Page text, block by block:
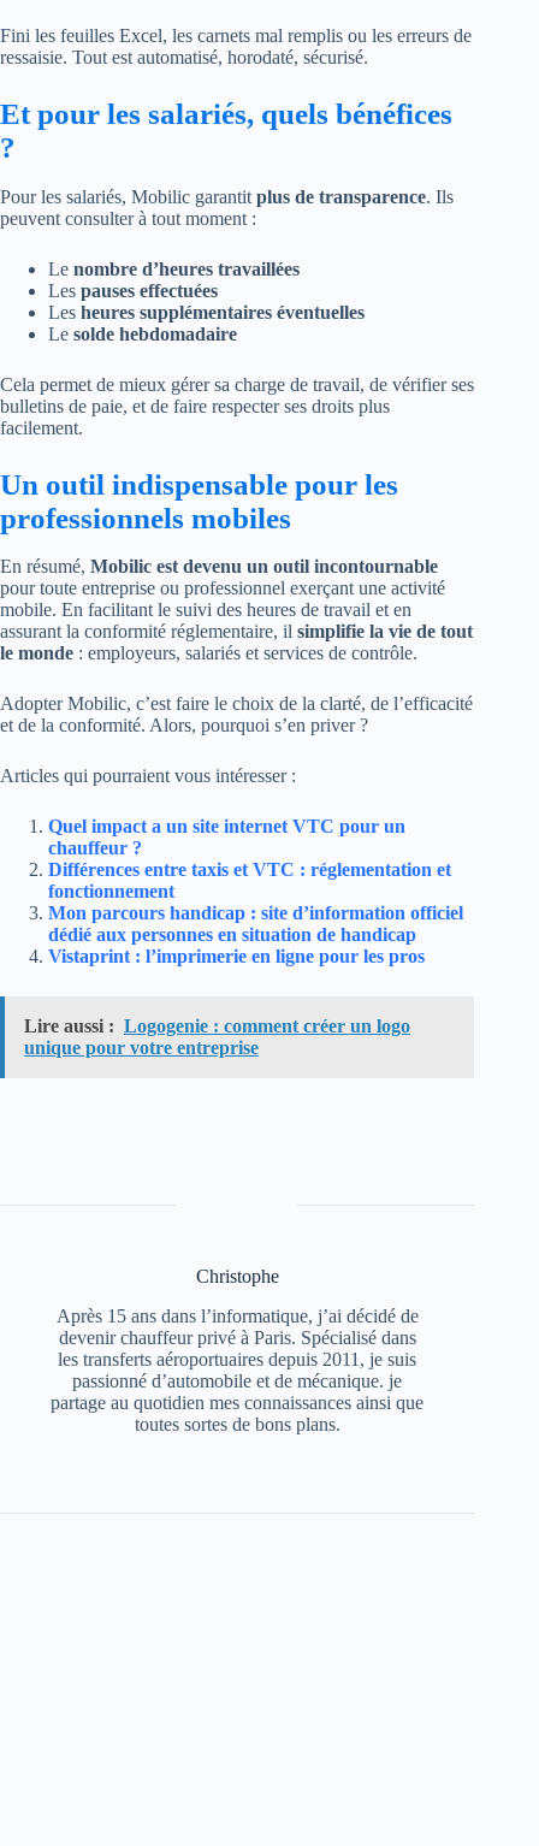
Fini les feuilles Excel, les carnets mal remplis ou les erreurs de
ressaisie. Tout est automatisé, horodaté, sécurisé.
Et pour les salariés, quels bénéfices
?
Pour les salariés, Mobilic garantit plus de transparence. Ils
peuvent consulter à tout moment :
Le nombre d’heures travaillées
Les pauses effectuées
Les heures supplémentaires éventuelles
Le solde hebdomadaire
Cela permet de mieux gérer sa charge de travail, de vérifier ses
bulletins de paie, et de faire respecter ses droits plus
facilement.
Un outil indispensable pour les
professionnels mobiles
En résumé, Mobilic est devenu un outil incontournable
pour toute entreprise ou professionnel exerçant une activité
mobile. En facilitant le suivi des heures de travail et en
assurant la conformité réglementaire, il simplifie la vie de tout
le monde : employeurs, salariés et services de contrôle.
Adopter Mobilic, c’est faire le choix de la clarté, de l’efficacité
et de la conformité. Alors, pourquoi s’en priver ?
Articles qui pourraient vous intéresser :
Quel impact a un site internet VTC pour un
chauffeur ?
Différences entre taxis et VTC : réglementation et
fonctionnement
Mon parcours handicap : site d’information officiel
dédié aux personnes en situation de handicap
Vistaprint : l’imprimerie en ligne pour les pros
Lire aussi : Logogenie : comment créer un logo
unique pour votre entreprise
Christophe
Après 15 ans dans l’informatique, j’ai décidé de
devenir chauffeur privé à Paris. Spécialisé dans
les transferts aéroportuaires depuis 2011, je suis
passionné d’automobile et de mécanique. je
partage au quotidien mes connaissances ainsi que
toutes sortes de bons plans.